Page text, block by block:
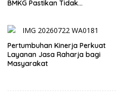
BMKG Pastikan Tidak
Pertumbuhan Kinerja Perkuat
Layanan Jasa Raharja bagi
Masyarakat